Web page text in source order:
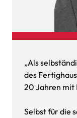
„Als
des
20 Jahren mit
Selbst für die